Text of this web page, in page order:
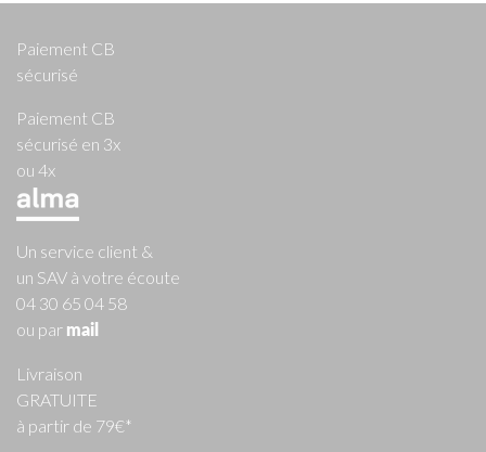
Paiement CB
sécurisé
Paiement CB
sécurisé en 3x
ou 4x
Un service client &
un SAV à votre écoute
04 30 65 04 58
ou par mail
Livraison
GRATUITE
à partir de 79€*